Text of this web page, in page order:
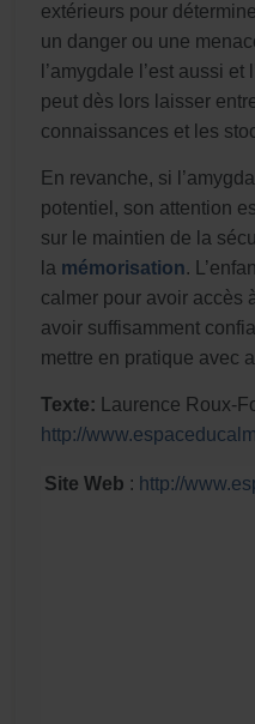
extérieurs pour
un danger ou une
l’amygdale l’est aussi
peut dès lors laisser
connaissances et les
En revanche, si
potentiel, son attention
sur le maintien de la
la mémorisation.
calmer pour avoir accès
avoir suffisamment
mettre en pratique avec
Texte: Laurence Roux-
http://
Site Web : http://